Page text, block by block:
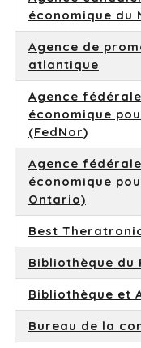
économique du
Agence de
atlantique
Agence
économique
(FedNor)
Agence
économique
Ontario)
Best
Bibliothèque du
Bibliothèque et
Bureau de la